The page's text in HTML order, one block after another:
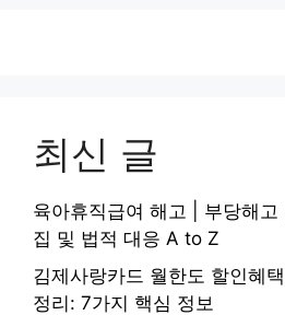
최신 글
육아휴직급여 해고 | 부당해
집 및 법적 대응 A to Z
김제사랑카드 월한도 할인혜
정리: 7가지 핵심 정보